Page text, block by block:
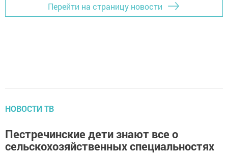
Перейти на страницу новости
НОВОСТИ ТВ
Пестречинские дети знают все о
сельскохозяйственных специальностях